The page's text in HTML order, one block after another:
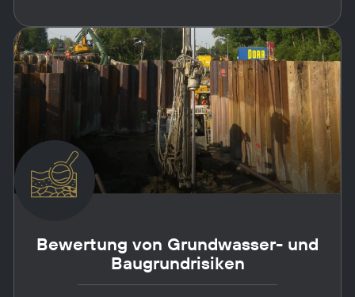
Bewertung von Grund­wasser- und
Bau­grundrisiken